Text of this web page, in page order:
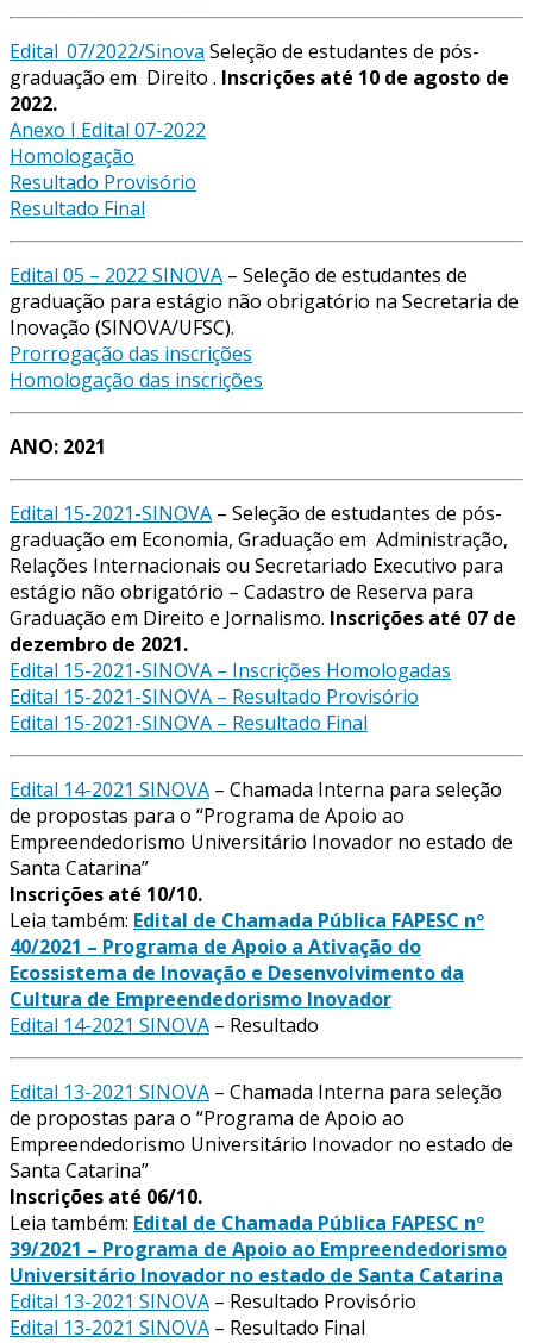
Edital_07/2022/Sinova Seleção de estudantes de pós-
graduação em Direito . Inscrições até 10 de agosto de
2022.
Anexo I Edital 07-2022
Homologação
Resultado Provisório
Resultado Final
Edital 05 – 2022 SINOVA – Seleção de estudantes de
graduação para estágio não obrigatório na Secretaria de
Inovação (SINOVA/UFSC).
Prorrogação das inscrições
Homologação das inscrições
ANO: 2021
Edital 15-2021-SINOVA – Seleção de estudantes de pós-
graduação em Economia, Graduação em Administração,
Relações Internacionais ou Secretariado Executivo para
estágio não obrigatório – Cadastro de Reserva para
Graduação em Direito e Jornalismo. Inscrições até 07 de
dezembro de 2021.
Edital 15-2021-SINOVA – Inscrições Homologadas
Edital 15-2021-SINOVA – Resultado Provisório
Edital 15-2021-SINOVA – Resultado Final
Edital 14-2021 SINOVA – Chamada Interna para seleção
de propostas para o “Programa de Apoio ao
Empreendedorismo Universitário Inovador no estado de
Santa Catarina”
Inscrições até 10/10.
Leia também: Edital de Chamada Pública FAPESC nº
40/2021 – Programa de Apoio a Ativação do
Ecossistema de Inovação e Desenvolvimento da
Cultura de Empreendedorismo Inovador
Edital 14-2021 SINOVA – Resultado
Edital 13-2021 SINOVA – Chamada Interna para seleção
de propostas para o “Programa de Apoio ao
Empreendedorismo Universitário Inovador no estado de
Santa Catarina”
Inscrições até 06/10.
Leia também: Edital de Chamada Pública FAPESC nº
39/2021 – Programa de Apoio ao Empreendedorismo
Universitário Inovador no estado de Santa Catarina
Edital 13-2021 SINOVA – Resultado Provisório
Edital 13-2021 SINOVA – Resultado Final